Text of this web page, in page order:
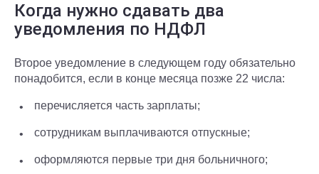
Когда нужно сдавать два
уведомления по НДФЛ
Второе уведомление в следующем году обязательно
понадобится, если в конце месяца позже 22 числа:
перечисляется часть зарплаты;
сотрудникам выплачиваются отпускные;
оформляются первые три дня больничного;